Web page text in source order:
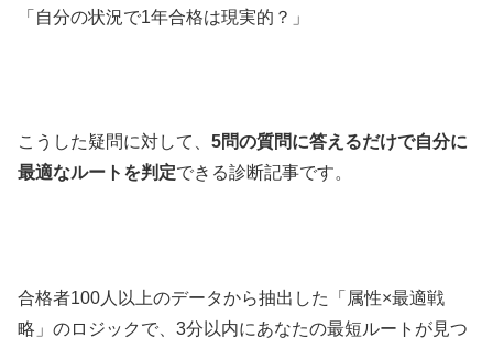
「自分の状況で1年合格は現実的？」
こうした疑問に対して、 5問の質問に答えるだけで自分に
最適なルートを判定できる診断記事です。
合格者100人以上のデータから抽出した「属性×最適戦
略」のロジックで、3分以内にあなたの最短ルートが見つ